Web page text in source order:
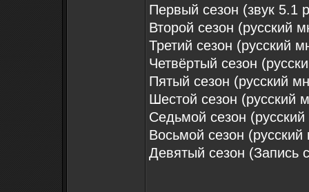
Первый сезон (звук 5.1
Второй сезон (русский
Третий сезон (русский
Четвёртый сезон
Пятый сезон (русский
Шестой сезон (русский
Седьмой сезон
Восьмой сезон
Девятый сезон (Запись